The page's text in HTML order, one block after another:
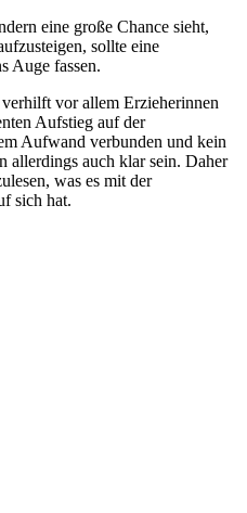
eine große Chance sieht,
sollte eine
Auge fassen.
vor allem Erzieherinnen
Aufstieg auf der
Aufwand verbunden und kein
allerdings auch klar sein. Daher
was es mit der
sich hat.